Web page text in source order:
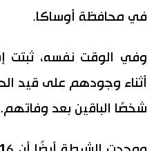
لايف ستايل
في محافظة أوساكا.
شخصًا الباقين بعد وفاتهم.